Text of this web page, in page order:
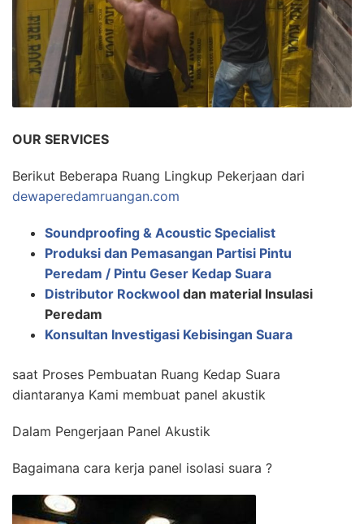
OUR SERVICES
Berikut Beberapa Ruang Lingkup Pekerjaan dari
dewaperedamruangan.com
Soundproofing & Acoustic Specialist
Produksi dan Pemasangan Partisi Pintu
Peredam / Pintu Geser Kedap Suara
Distributor Rockwool dan material Insulasi
Peredam
Konsultan Investigasi Kebisingan Suara
saat Proses Pembuatan Ruang Kedap Suara
diantaranya Kami membuat panel akustik
Dalam Pengerjaan Panel Akustik
Bagaimana cara kerja panel isolasi suara ?